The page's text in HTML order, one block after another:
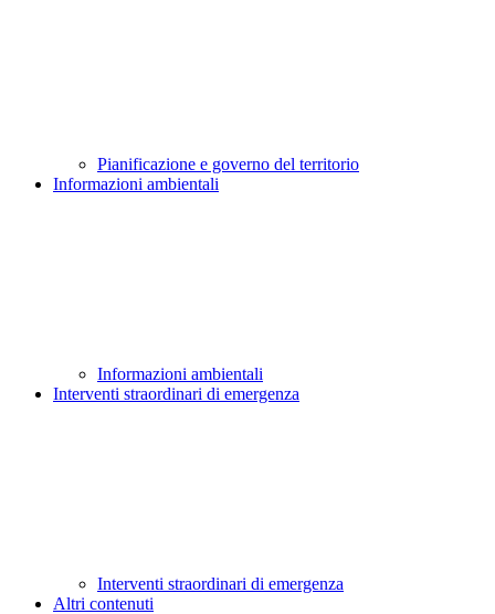
Pianificazione e governo del territorio
Informazioni ambientali
Informazioni ambientali
Interventi straordinari di emergenza
Interventi straordinari di emergenza
Altri contenuti